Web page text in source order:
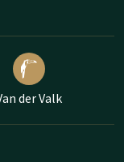
der Valk